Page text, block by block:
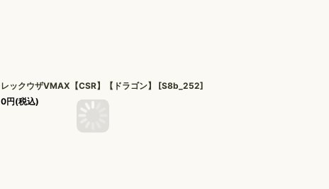
レックウザVMAX【CSR】【ドラゴン】 [S8b_252]
0円(税込)